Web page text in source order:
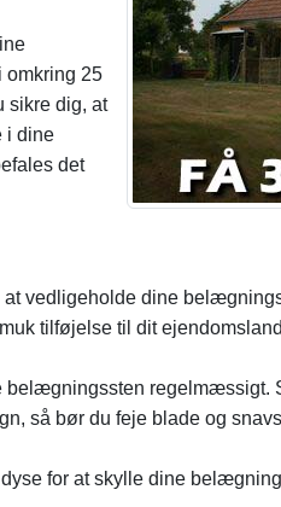
omkring 25
sikre dig, at
i dine
det
vedligeholde dine
tilføjelse til dit
regelmæssigt.
så bør du feje blade og
for at skylle dine